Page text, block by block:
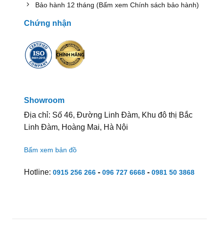
Bảo hành 12 tháng (Bấm xem Chính sách bảo hành)
Chứng nhận
Showroom
Địa chỉ: Số 46, Đường Linh Đàm, Khu đô thị Bắc
Linh Đàm, Hoàng Mai, Hà Nội
Bấm xem bản đồ
Hotline: 0915 256 266- 096 727 6668- 0981 50 3868